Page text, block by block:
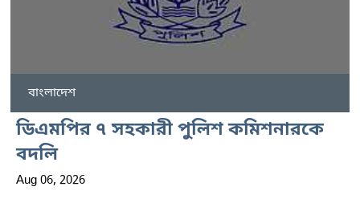
বাংলাদেশ
ডিএমপির ৭ সহকারী পুলিশ কমিশনারকে
বদলি
Aug 06, 2026